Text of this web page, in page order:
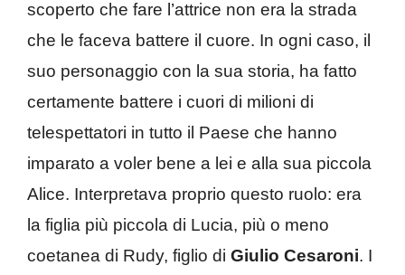
scoperto che fare l’attrice non era la strada
che le faceva battere il cuore. In ogni caso, il
suo personaggio con la sua storia, ha fatto
certamente battere i cuori di milioni di
telespettatori in tutto il Paese che hanno
imparato a voler bene a lei e alla sua piccola
Alice. Interpretava proprio questo ruolo: era
la figlia più piccola di Lucia, più o meno
coetanea di Rudy, figlio di Giulio Cesaroni. I